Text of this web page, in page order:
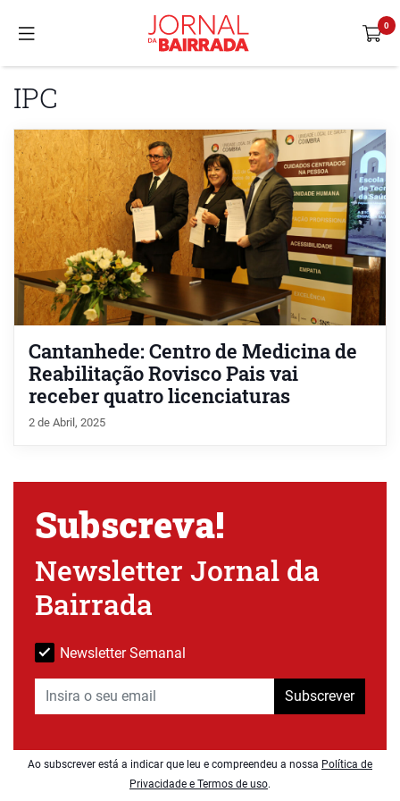
IPC
Cantanhede: Centro de Medicina de
Reabilitação Rovisco Pais vai
receber quatro licenciaturas
2 de Abril, 2025
Subscreva!
Newsletter Jornal da
Bairrada
Newsletter Semanal
Subscrever
Ao subscrever está a indicar que leu e compreendeu a nossa Política de
Privacidade e Termos de uso.